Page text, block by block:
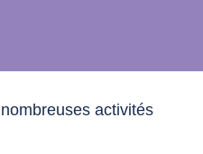
activités